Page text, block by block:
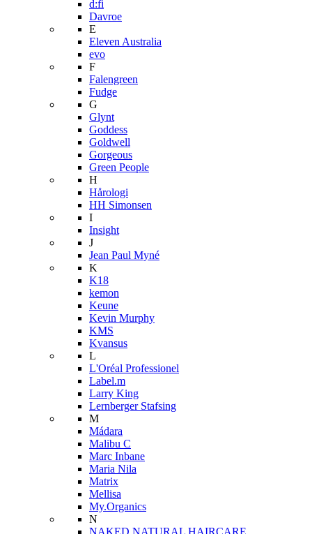
d:fi
Davroe
E
Eleven Australia
evo
F
Falengreen
Fudge
G
Glynt
Goddess
Goldwell
Gorgeous
Green People
H
Hårologi
HH Simonsen
I
Insight
J
Jean Paul Myné
K
K18
kemon
Keune
Kevin Murphy
KMS
Kvansus
L
L'Oréal Professionel
Label.m
Larry King
Lernberger Stafsing
M
Mádara
Malibu C
Marc Inbane
Maria Nila
Matrix
Mellisa
My.Organics
N
NAKED NATURAL HAIRCARE